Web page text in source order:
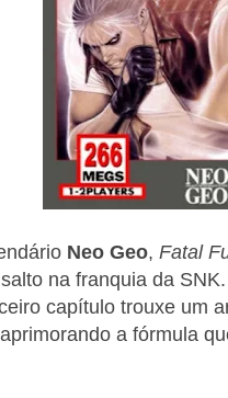
Neo Geo, Fatal
na franquia da
capítulo trouxe um
a fórmula